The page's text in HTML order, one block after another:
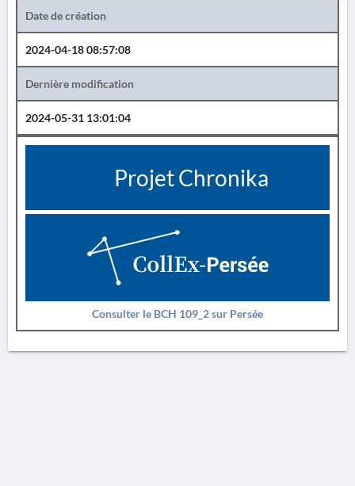
Date de création
2024-04-18 08:57:08
Dernière modification
2024-05-31 13:01:04
Projet Chronika
Consulter le BCH 109_2 sur Persée